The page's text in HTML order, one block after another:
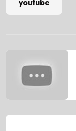
youtube